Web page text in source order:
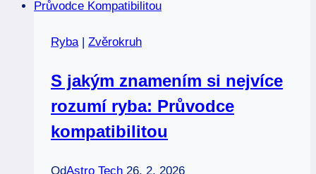
moudrost
doby
Ryba | Zvěrokruh
S jakým znamením si nejvíce
rozumí ryba: Průvodce
kompatibilitou
OdAstro Tech 26. 2. 2026